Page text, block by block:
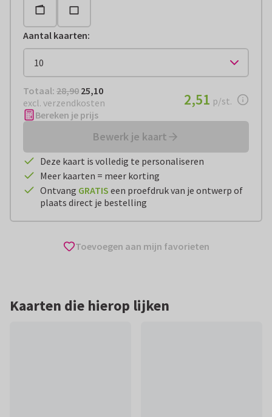
Aantal kaarten:
Totaal: € 25,10
Totaal: 28,90 25,10
excl. verzendkosten
€ 2,51 per stuk
2,51 p/st.
Bereken je prijs
Bewerk je kaart
Deze kaart is volledig te personaliseren
Meer kaarten = meer korting
Ontvang GRATIS een proefdruk van je ontwerp of
plaats direct je bestelling
Toevoegen aan mijn favorieten
Kaarten die hierop lijken